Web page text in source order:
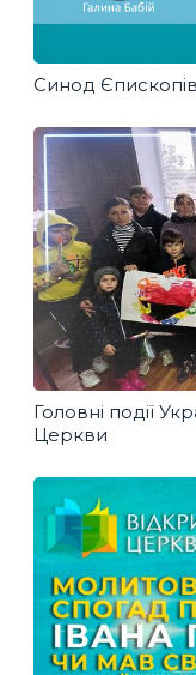
Синод
Головні події
Церкви